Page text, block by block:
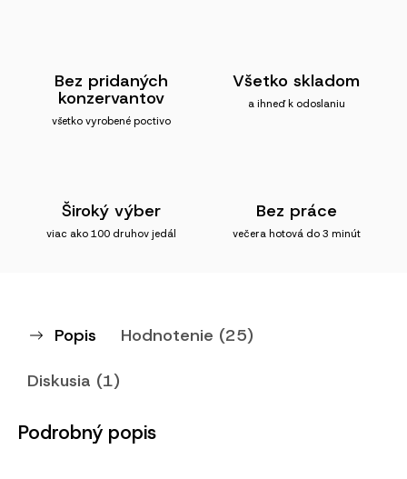
Bez pridaných
konzervantov
všetko vyrobené poctivo
Všetko skladom
a ihneď k odoslaniu
Široký výber
viac ako 100 druhov jedál
Bez práce
večera hotová do 3 minút
Popis Hodnotenie (25)
Diskusia (1)
Podrobný popis